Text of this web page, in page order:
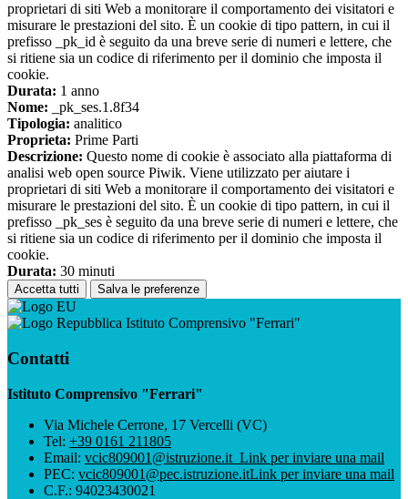
proprietari di siti Web a monitorare il comportamento dei visitatori e
misurare le prestazioni del sito. È un cookie di tipo pattern, in cui il
prefisso _pk_id è seguito da una breve serie di numeri e lettere, che
si ritiene sia un codice di riferimento per il dominio che imposta il
cookie.
Durata: 1 anno
Nome: _pk_ses.1.8f34
Tipologia: analitico
Proprieta: Prime Parti
Descrizione: Questo nome di cookie è associato alla piattaforma di
analisi web open source Piwik. Viene utilizzato per aiutare i
proprietari di siti Web a monitorare il comportamento dei visitatori e
misurare le prestazioni del sito. È un cookie di tipo pattern, in cui il
prefisso _pk_ses è seguito da una breve serie di numeri e lettere, che
si ritiene sia un codice di riferimento per il dominio che imposta il
cookie.
Durata: 30 minuti
Accetta tutti Salva le preferenze
Istituto Comprensivo "Ferrari"
Contatti
Istituto Comprensivo "Ferrari"
Via Michele Cerrone, 17 Vercelli (VC)
Tel: +39 0161 211805
Email: vcic809001@istruzione.it Link per inviare una mail
PEC: vcic809001@pec.istruzione.itLink per inviare una mail
C.F.: 94023430021